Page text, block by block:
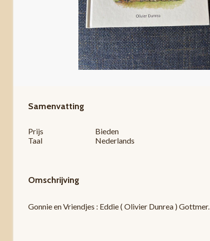
Samenvatting
Prijs Bieden
Taal
Nederlands
Omschrijving
Gonnie en Vriendjes : Eddie ( Olivier Dunrea ) Gottmer.